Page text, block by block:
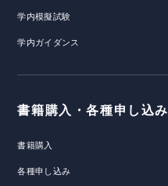
学内模擬試験
学内ガイダンス
書籍購入・各種申し込み
書籍購入
各種申し込み